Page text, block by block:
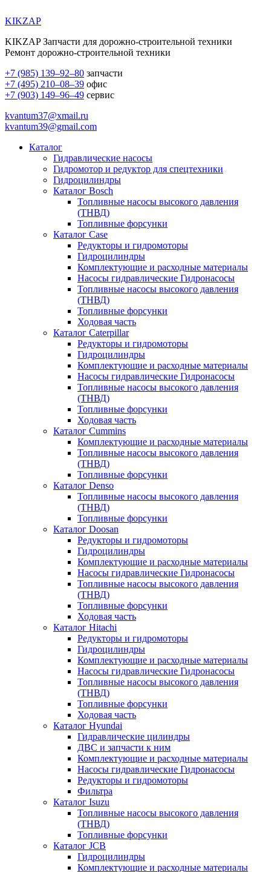
KIKZAP
KIKZAP Запчасти для дорожно-строительной техники
Ремонт дорожно-строительной техники
+7 (985) 139–92–80 запчасти
+7 (495) 210–08–39 офис
+7 (903) 149–96–49 сервис
kvantum37@xmail.ru
kvantum39@gmail.com
Каталог
Гидравлические насосы
Гидромотор и редуктор для спецтехники
Гидроцилиндры
Каталог Bosch
Топливные насосы высокого давления
(ТНВД)
Топливные форсунки
Каталог Case
Редукторы и гидромоторы
Гидроцилиндры
Комплектующие и расходные материалы
Насосы гидравлические Гидронасосы
Топливные насосы высокого давления
(ТНВД)
Топливные форсунки
Ходовая часть
Каталог Caterpillar
Редукторы и гидромоторы
Гидроцилиндры
Комплектующие и расходные материалы
Насосы гидравлические Гидронасосы
Топливные насосы высокого давления
(ТНВД)
Топливные форсунки
Ходовая часть
Каталог Cummins
Комплектующие и расходные материалы
Топливные насосы высокого давления
(ТНВД)
Топливные форсунки
Каталог Denso
Топливные насосы высокого давления
(ТНВД)
Топливные форсунки
Каталог Doosan
Редукторы и гидромоторы
Гидроцилиндры
Комплектующие и расходные материалы
Насосы гидравлические Гидронасосы
Топливные насосы высокого давления
(ТНВД)
Топливные форсунки
Ходовая часть
Каталог Hitachi
Редукторы и гидромоторы
Гидроцилиндры
Комплектующие и расходные материалы
Насосы гидравлические Гидронасосы
Топливные насосы высокого давления
(ТНВД)
Топливные форсунки
Ходовая часть
Каталог Hyundai
Гидравлические цилиндры
ДВС и запчасти к ним
Комплектующие и расходные материалы
Насосы гидравлические Гидронасосы
Редукторы и гидромоторы
Фильтра
Каталог Isuzu
Топливные насосы высокого давления
(ТНВД)
Топливные форсунки
Каталог JCB
Гидроцилиндры
Комплектующие и расходные материалы